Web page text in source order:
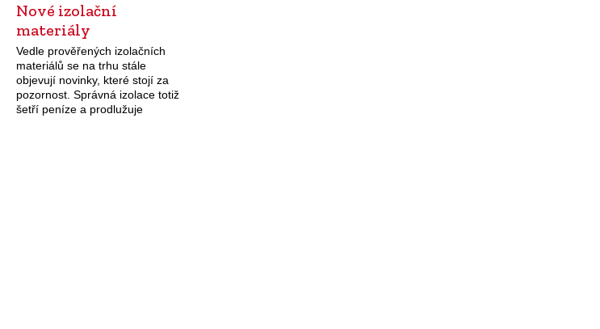
Nové izolační
materiály
Vedle prověřených izolačních
materiálů se na trhu stále
objevují novinky, které stojí za
pozornost. Správná izolace totiž
šetří peníze a prodlužuje